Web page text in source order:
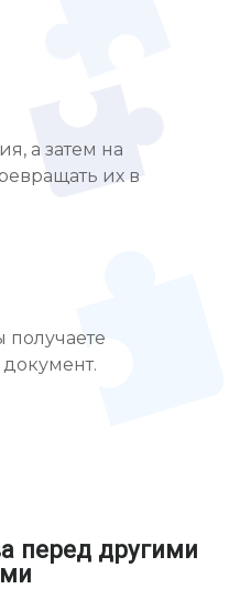
а затем на
их в
получаете
перед другими